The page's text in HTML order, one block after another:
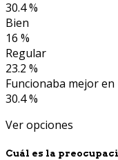
30.4 %
Bien
16 %
Regular
23.2 %
Funcionaba mejor
30.4 %
Ver opciones
Cuál es la